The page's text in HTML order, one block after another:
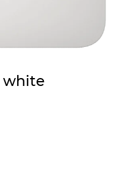
white